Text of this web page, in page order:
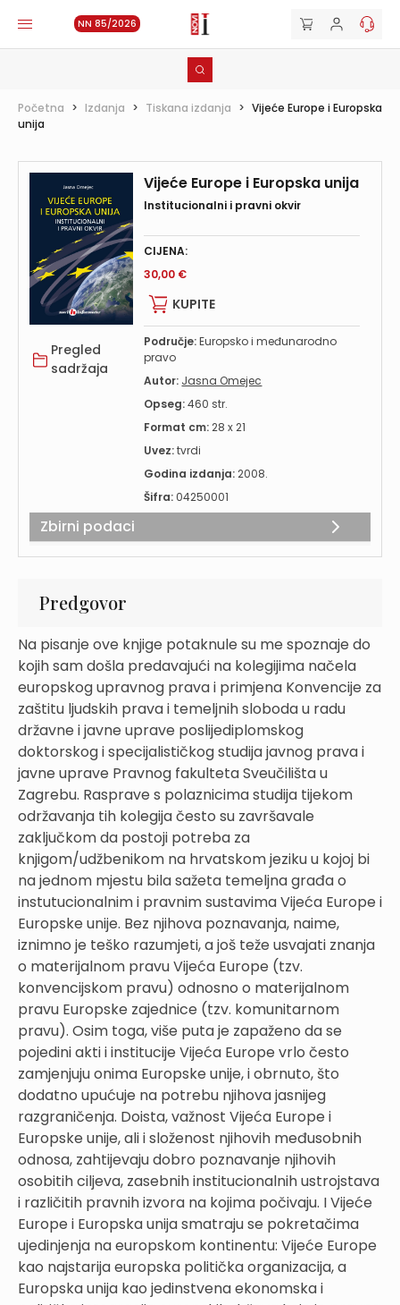
NN 85/2026
Početna > Izdanja > Tiskana izdanja > Vijeće Europe i Europska
unija
Pregled
sadržaja
Vijeće Europe i Europska unija
Institucionalni i pravni okvir
CIJENA:
30,00 €
KUPITE
Područje:Europsko i međunarodno
pravo
Autor: Jasna Omejec
Opseg:460 str.
Format cm:28 x 21
Uvez:tvrdi
Godina izdanja:2008.
Šifra: 04250001
Zbirni podaci
Predgovor
Na pisanje ove knjige potaknule su me spoznaje do
kojih sam došla predavajući na kolegijima načela
europskog upravnog prava i primjena Konvencije za
zaštitu ljudskih prava i temeljnih sloboda u radu
državne i javne uprave poslijediplomskog
doktorskog i specijalističkog studija javnog prava i
javne uprave Pravnog fakulteta Sveučilišta u
Zagrebu. Rasprave s polaznicima studija tijekom
održavanja tih kolegija često su završavale
zaključkom da postoji potreba za
knjigom/udžbenikom na hrvatskom jeziku u kojoj bi
na jednom mjestu bila sažeta temeljna građa o
instutucionalnim i pravnim sustavima Vijeća Europe i
Europske unije. Bez njihova poznavanja, naime,
iznimno je teško razumjeti, a još teže usvajati znanja
o materijalnom pravu Vijeća Europe (tzv.
konvencijskom pravu) odnosno o materijalnom
pravu Europske zajednice (tzv. komunitarnom
pravu). Osim toga, više puta je zapaženo da se
pojedini akti i institucije Vijeća Europe vrlo često
zamjenjuju onima Europske unije, i obrnuto, što
dodatno upućuje na potrebu njihova jasnijeg
razgraničenja. Doista, važnost Vijeća Europe i
Europske unije, ali i složenost njihovih međusobnih
odnosa, zahtijevaju dobro poznavanje njihovih
osobitih ciljeva, zasebnih institucionalnih ustrojstava
i različitih pravnih izvora na kojima počivaju. I Vijeće
Europe i Europska unija smatraju se pokretačima
ujedinjenja na europskom kontinentu: Vijeće Europe
kao najstarija europska politička organizacija, a
Europska unija kao jedinstvena ekonomska i